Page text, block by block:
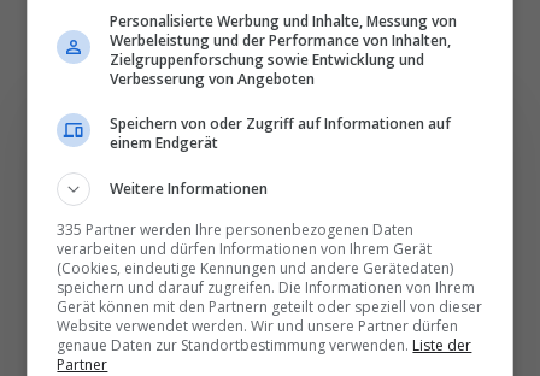
Die wichtigsten und
besten News direkt in
Ihr E‑Mail-Postfach
Täglich oder wöchentlich, mit mehr Insights oder
Personalisierte Werbung und Inhalte, Messung von
Werbeleistung und der Performance von Inhalten,
Zielgruppenforschung sowie Entwicklung und
Verbesserung von Angeboten
Speichern von oder Zugriff auf Informationen auf
einem Endgerät
Weitere Informationen
335 Partner werden Ihre personenbezogenen Daten
verarbeiten und dürfen Informationen von Ihrem Gerät
(Cookies, eindeutige Kennungen und andere Gerätedaten)
speichern und darauf zugreifen. Die Informationen von Ihrem
Gerät können mit den Partnern geteilt oder speziell von dieser
Website verwendet werden. Wir und unsere Partner dürfen
genaue Daten zur Standortbestimmung verwenden. Liste der
Partner